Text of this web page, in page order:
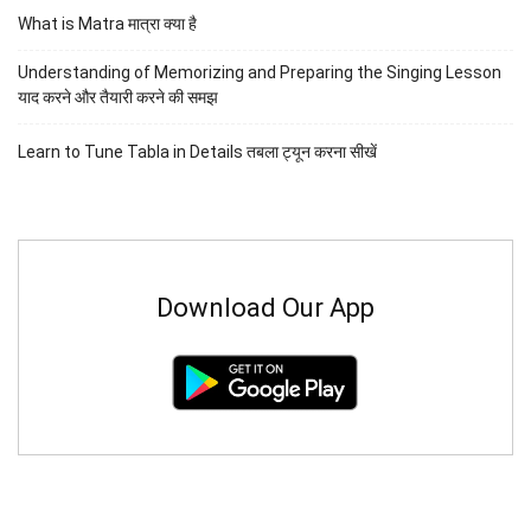
What is Matra मात्रा क्या है
Understanding of Memorizing and Preparing the Singing Lesson
याद करने और तैयारी करने की समझ
Learn to Tune Tabla in Details तबला ट्यून करना सीखें
Download Our App